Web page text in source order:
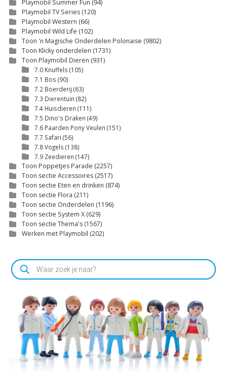
Playmobil Summer Fun (94)
Playmobil TV Series (120)
Playmobil Western (66)
Playmobil Wild Life (102)
Toon 'n Magische Onderdelen Polonaise (9802)
Toon Klicky onderdelen (1731)
Toon Playmobil Dieren (931)
7.0 Knuffels (105)
7.1 Bos (90)
7.2 Boerderij (63)
7.3 Dierentuin (82)
7.4 Huisdieren (111)
7.5 Dino's Draken (49)
7.6 Paarden Pony Veulen (151)
7.7 Safari (56)
7.8 Vogels (138)
7.9 Zeedieren (147)
Toon Poppetjes Parade (2257)
Toon sectie Accessoires (2517)
Toon sectie Eten en drinken (874)
Toon sectie Flora (211)
Toon sectie Onderdelen (1196)
Toon sectie System X (629)
Toon sectie Thema's (1567)
Werken met Playmobil (202)
Producten
zoeken